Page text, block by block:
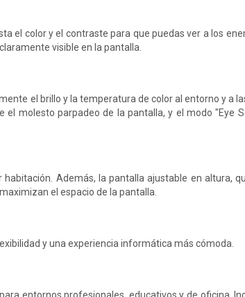
el color y el contraste para que puedas ver a los
visible en la pantalla.
el brillo y la temperatura de color al entorno y a
molesto parpadeo de la pantalla, y el modo "Eye
Además, la pantalla ajustable en altura,
el espacio de la pantalla.
y una experiencia informática más cómoda.